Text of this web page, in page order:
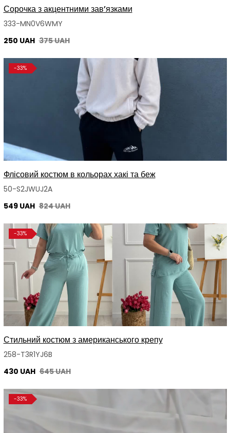
Сорочка з акцентними зав’язками
333-MN0V6WMY
250 UAH 375 UAH
-33%
Флісовий костюм в кольорах хакі та беж
50-S2JWUJ2A
549 UAH 824 UAH
-33%
Стильний костюм з американського крепу
258-T3R1YJ6B
430 UAH 645 UAH
-33%